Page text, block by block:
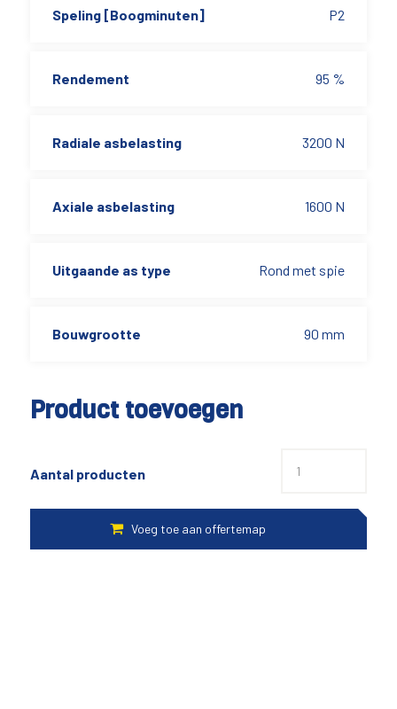
Product toevoegen
Aantal producten
Speling [Boogminuten] P2
Rendement 95 %
Radiale asbelasting 3200 N
Axiale asbelasting 1600 N
Uitgaande as type Rond met spie
Bouwgrootte 90 mm